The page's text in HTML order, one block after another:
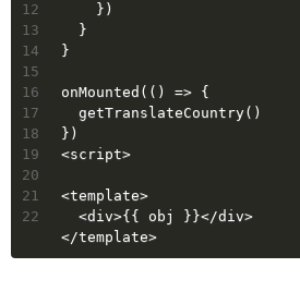
12
13
14
15
16
17
18
19
20
21
22
    })
  }
}
onMounted(() => {
  getTranslateCountry()
})
<script>
<template>
  <div>{{ obj }}</div>
</template>